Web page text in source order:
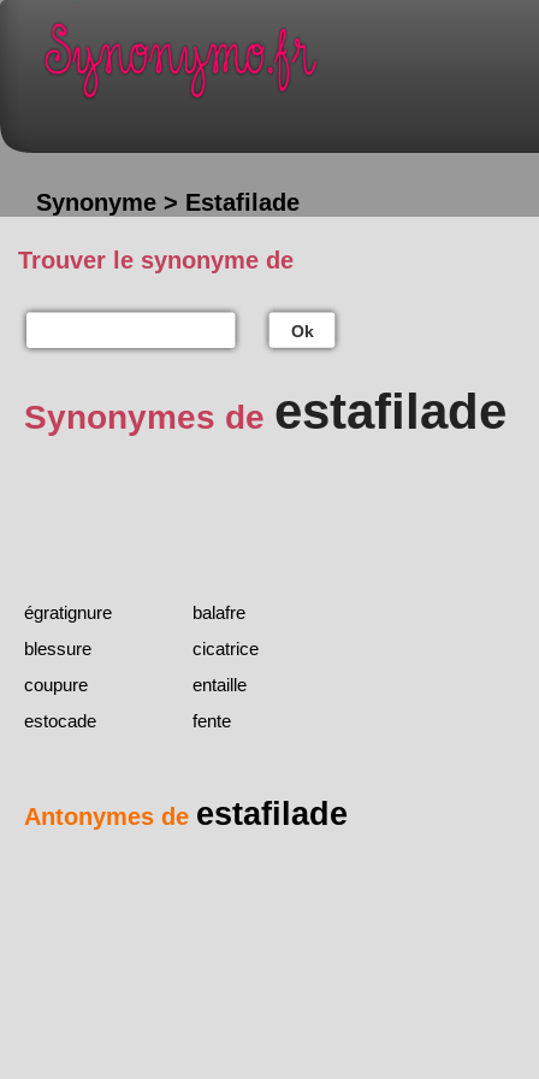
Synonyme > Estafilade
Trouver le synonyme de
Ok
Synonymes de estafilade
égratignure
balafre
blessure
cicatrice
coupure
entaille
estocade
fente
Antonymes de estafilade